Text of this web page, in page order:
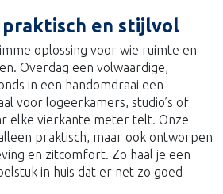
praktisch en stijlvol
oplossing voor wie ruimte en
Overdag een volwaardige,
in een handomdraai een
voor logeerkamers, studio’s of
elke vierkante meter telt. Onze
praktisch, maar ook ontworpen
en zitcomfort. Zo haal je een
in huis dat er net zo goed